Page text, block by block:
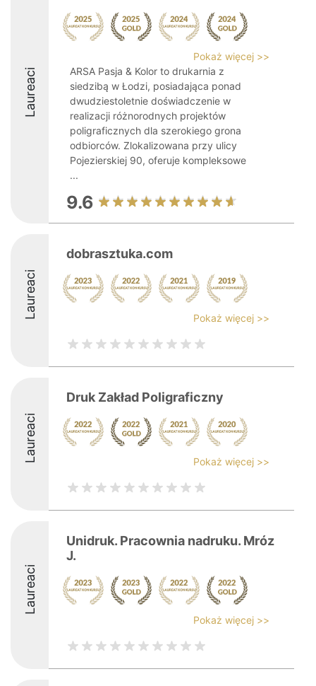
Laureaci
Pokaż więcej >>
ARSA Pasja & Kolor to drukarnia z
siedzibą w Łodzi, posiadająca ponad
dwudziestoletnie doświadczenie w
realizacji różnorodnych projektów
poligraficznych dla szerokiego grona
odbiorców. Zlokalizowana przy ulicy
Pojezierskiej 90, oferuje kompleksowe
...
9.6
Laureaci
dobrasztuka.com
Pokaż więcej >>
Laureaci
Druk Zakład Poligraficzny
Pokaż więcej >>
Laureaci
Unidruk. Pracownia nadruku. Mróz
J.
Pokaż więcej >>